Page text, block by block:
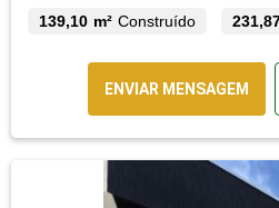
139,10 m² Construído
ENVIAR MENSAGEM